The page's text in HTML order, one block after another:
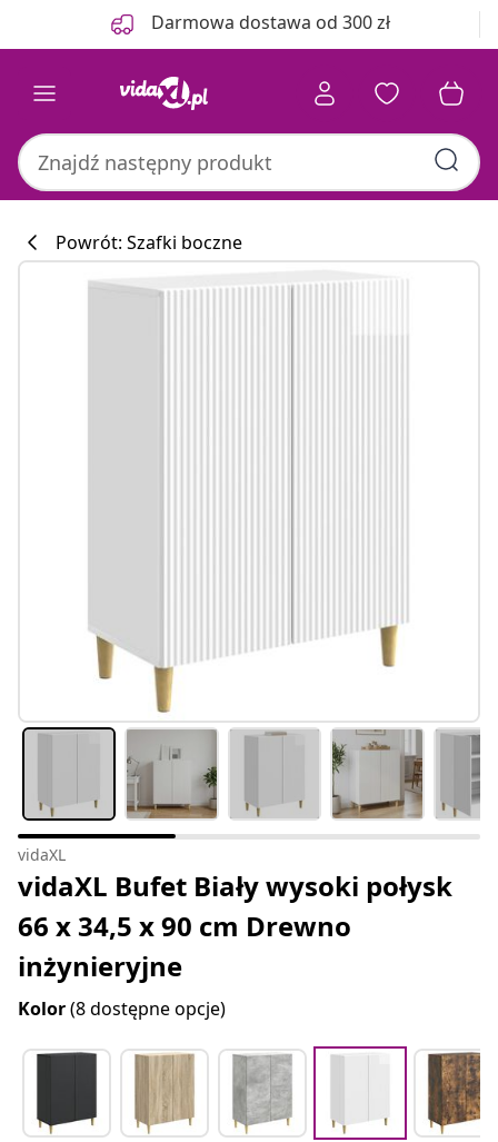
Darmowa dostawa od 300 zł
Powrót: Szafki boczne
vidaXL
vidaXL Bufet Biały wysoki połysk
66 x 34,5 x 90 cm Drewno
inżynieryjne
Kolor(8 dostępne opcje)